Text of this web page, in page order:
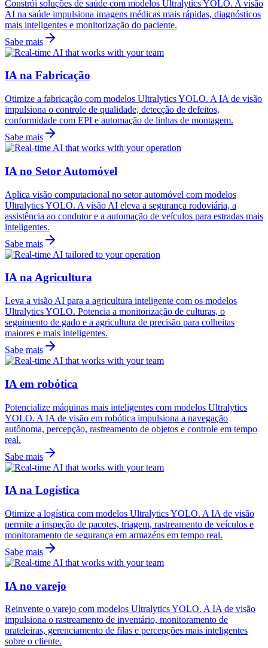
Constrói soluções de saúde com modelos Ultralytics YOLO. A visão
AI na saúde impulsiona imagens médicas mais rápidas, diagnósticos
mais inteligentes e monitorização do paciente.
Sabe mais
IA na Fabricação
Otimize a fabricação com modelos Ultralytics YOLO. A IA de visão
impulsiona o controle de qualidade, detecção de defeitos,
conformidade com EPI e automação de linhas de montagem.
Sabe mais
IA no Setor Automóvel
Aplica visão computacional no setor automóvel com modelos
Ultralytics YOLO. A visão AI eleva a segurança rodoviária, a
assistência ao condutor e a automação de veículos para estradas mais
inteligentes.
Sabe mais
IA na Agricultura
Leva a visão AI para a agricultura inteligente com os modelos
Ultralytics YOLO. Potencia a monitorização de culturas, o
seguimento de gado e a agricultura de precisão para colheitas
maiores e mais inteligentes.
Sabe mais
IA em robótica
Potencialize máquinas mais inteligentes com modelos Ultralytics
YOLO. A IA de visão em robótica impulsiona a navegação
autônoma, percepção, rastreamento de objetos e controle em tempo
real.
Sabe mais
IA na Logística
Otimize a logística com modelos Ultralytics YOLO. A IA de visão
permite a inspeção de pacotes, triagem, rastreamento de veículos e
monitoramento de segurança em armazéns em tempo real.
Sabe mais
IA no varejo
Reinvente o varejo com modelos Ultralytics YOLO. A IA de visão
impulsiona o rastreamento de inventário, monitoramento de
prateleiras, gerenciamento de filas e percepções mais inteligentes
sobre o cliente.